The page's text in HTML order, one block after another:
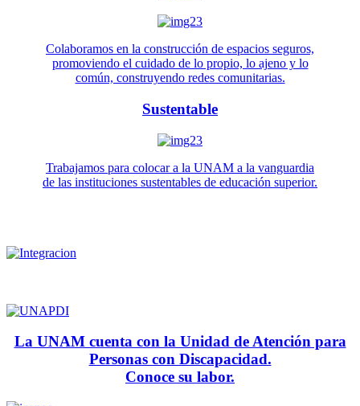
Colaboramos en la construcción de espacios seguros,
promoviendo el cuidado de lo propio, lo ajeno y lo
común, construyendo redes comunitarias.
Sustentable
Trabajamos para colocar a la UNAM a la vanguardia
de las instituciones sustentables de educación superior.
La UNAM cuenta con la Unidad de Atención para
Personas con Discapacidad.
Conoce su labor.